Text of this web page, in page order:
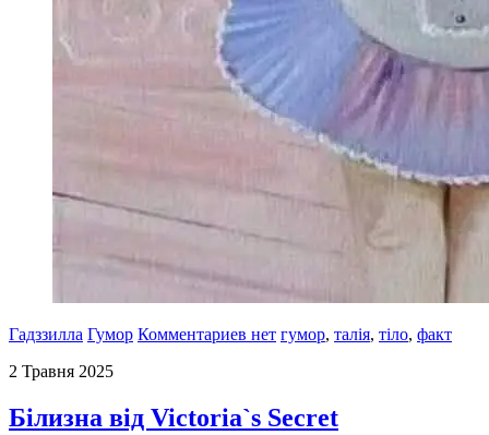
Гадззилла Гумор Комментариев нет гумор, талія, тіло, факт
2 Травня 2025
Білизна від Victoria`s Secret